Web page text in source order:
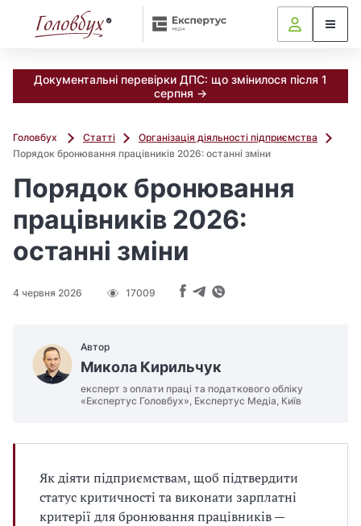
Документальні перевірки ДПС: що змінилося після 1
серпня →
Головбух Статті
Організація діяльності підприємства
Порядок бронювання працівників 2026: останні зміни
Порядок бронювання
працівників 2026:
останні зміни
4 червня 2026 17009
Автор
Микола Кирильчук
експерт з оплати праці та податкового обліку
«Експертус Головбух», Експертус Медіа, Київ
Як діяти підприємствам, щоб підтвердити
статус критичності та виконати зарплатні
критерії для бронювання працівників —